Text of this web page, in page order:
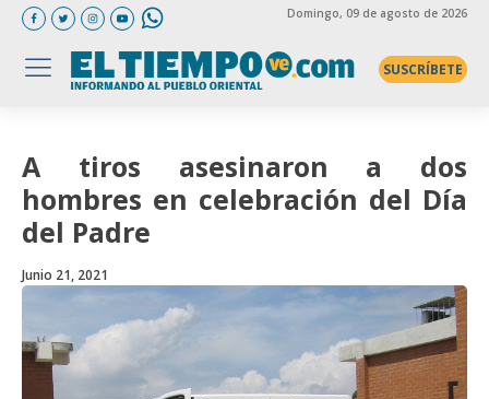
Domingo, 09 de agosto de 2026
SUSCRÍBETE
A tiros asesinaron a dos
hombres en celebración del Día
del Padre
Junio 21, 2021